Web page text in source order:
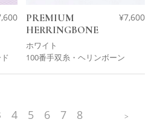
PREMIUM
HERRINGBONE
ホワイト
¥7,600
100番手双糸・ヘリンボーン
4 5 6 7 8 >